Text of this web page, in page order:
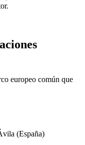
europeo común que
(España)